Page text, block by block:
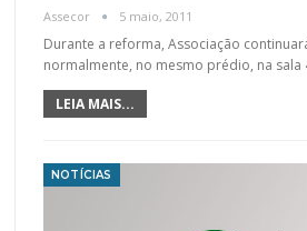
Assecor 5 maio, 2011
Durante a reforma, Associação
normalmente, no mesmo prédio, na sala
LEIA MAIS...
NOTÍCIAS